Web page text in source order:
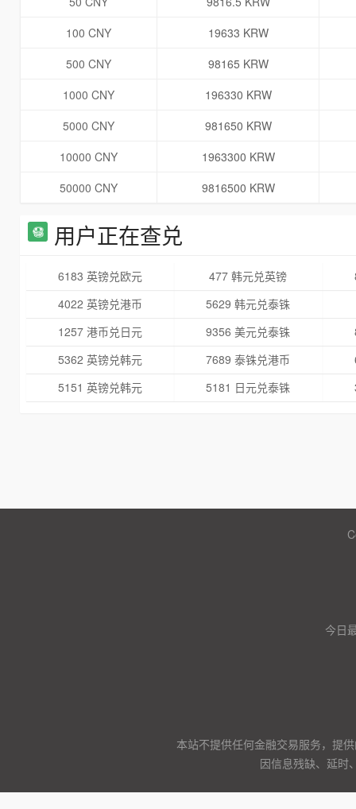
100 CNY
19633 KRW
500 CNY
98165 KRW
1000 CNY
196330 KRW
5000 CNY
981650 KRW
10000 CNY
1963300 KRW
50000 CNY
9816500 KRW
用户正在查兑
6183 英镑兑欧元 477 韩元兑英镑
4022 英镑兑港币
5629 韩元兑泰铢
1257 港币兑日元
9356 美元兑泰铢
5362 英镑兑韩元
7689 泰铢兑港币
5151 英镑兑韩元
5181 日元兑泰铢
今日
本站不提供任何金融交易服务，提
因信息残缺、延时